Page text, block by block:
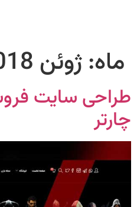
ماه:ژوئن 2018
طراحی سایت
چارتر